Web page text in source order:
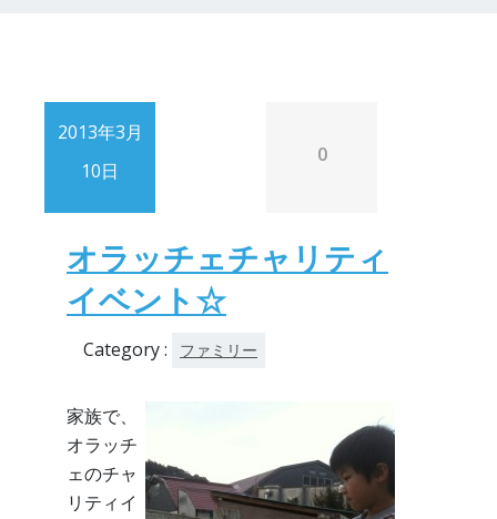
2013年3月
10日
0
オラッチェチャリティ
イベント☆
Category : ファミリー
家族で、
オラッチ
ェのチャ
リティイ